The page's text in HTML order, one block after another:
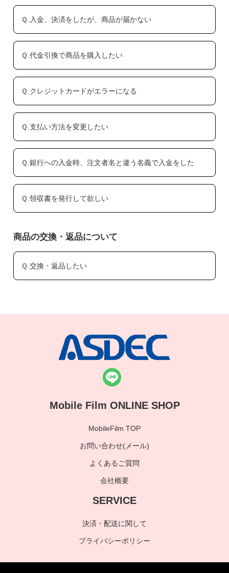
Ｑ.入金、決済をしたが、商品が届かない
Ｑ.代金引換で商品を購入したい
Ｑ.クレジットカードがエラーになる
Ｑ.支払い方法を変更したい
Ｑ.銀行への入金時、注文者名と違う名義で入金をした
Ｑ.領収書を発行して欲しい
商品の交換・返品について
Ｑ.交換・返品したい
Mobile Film ONLINE SHOP
MobileFilm TOP
お問い合わせ(メール)
よくあるご質問
会社概要
SERVICE
決済・配送に関して
プライバシーポリシー